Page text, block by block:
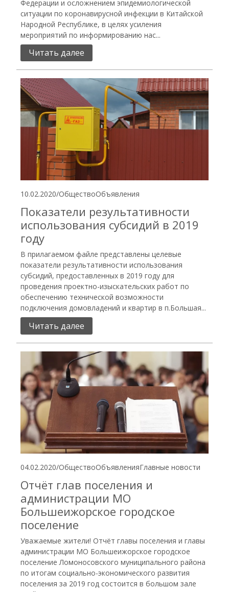
Федерации и осложнением эпидемиологической
ситуации по коронавирусной инфекции в Китайской
Народной Республике, в целях усиления
мероприятий по информированию нас...
Читать далее
10.02.2020/ОбществоОбъявления
Показатели результативности
использования субсидий в 2019
году
В прилагаемом файле представлены целевые
показатели результативности использования
субсидий, предоставленных в 2019 году для
проведения проектно-изыскательских работ по
обеспечению технической возможности
подключения домовладений и квартир в п.Большая...
Читать далее
04.02.2020/ОбществоОбъявленияГлавные новости
Отчёт глав поселения и
администрации МО
Большеижорское городское
поселение
Уважаемые жители! Отчёт главы поселения и главы
администрации МО Большеижорское городское
поселение Ломоносовского муниципального района
по итогам социально-экономического развития
поселения за 2019 год состоится в большом зале